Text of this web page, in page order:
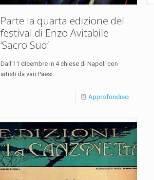
Parte la quarta edizione del
festival di Enzo Avitabile
‘Sacro Sud’
Dall'11 dicembre in 4 chiese di Napoli con
artisti da vari Paesi.
Approfondisci